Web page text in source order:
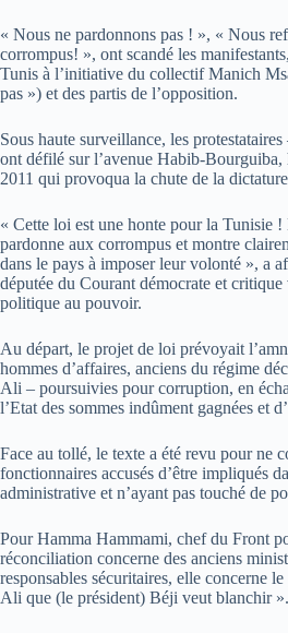
« Nous ne pardonnons pas ! », « Nous
corrompus! », ont scandé les
Tunis à l’initiative du collectif Manich
pas ») et des partis de l’opposition.
Sous haute surveillance, les
ont défilé sur l’avenue Habib-
2011 qui provoqua la chute de la
« Cette loi est une honte pour la Tunisie
pardonne aux corrompus et montre
dans le pays à imposer leur volonté », a
députée du Courant démocrate et
politique au pouvoir.
Au départ, le projet de loi prévoyait
hommes d’affaires, anciens du régime
Ali – poursuivies pour corruption, en
l’Etat des sommes indûment gagnées et
Face au tollé, le texte a été revu pour ne
fonctionnaires accusés d’être impliqués
administrative et n’ayant pas touché de
Pour Hamma Hammami, chef du Front
réconciliation concerne des anciens
responsables sécuritaires, elle concerne
Ali que (le président) Béji veut blanchir ».